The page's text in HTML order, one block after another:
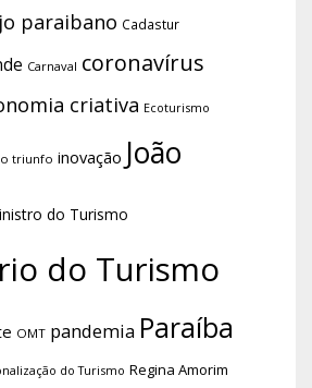
paraibano Cadastur
Carnaval coronavírus
criativa Ecoturismo
triunfo inovação João
do Turismo
do Turismo
OMT pandemia Paraíba
do Turismo Regina Amorim